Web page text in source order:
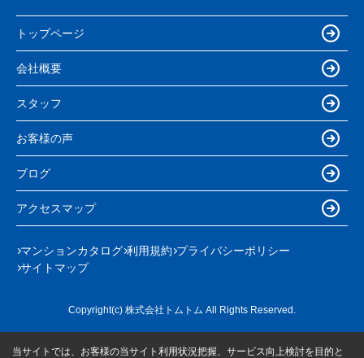
トップページ
会社概要
スタッフ
お客様の声
ブログ
アクセスマップ
マンションカタログ 利用規約 プライバシーポリシー
サイトマップ
Copyright(c) 株式会社トムトム All Rights Reserved.
当サイトでは、お客様の当サイト利用状況把握、サービス向上検討を目的と